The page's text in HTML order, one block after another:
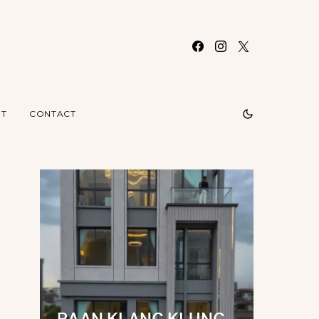
CONTACT